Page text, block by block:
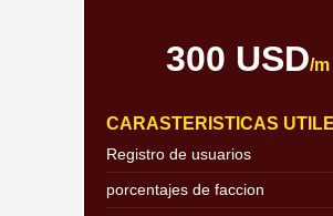
300 USD/m
CARASTERISTICAS
Registro de usuarios
porcentajes de faccion